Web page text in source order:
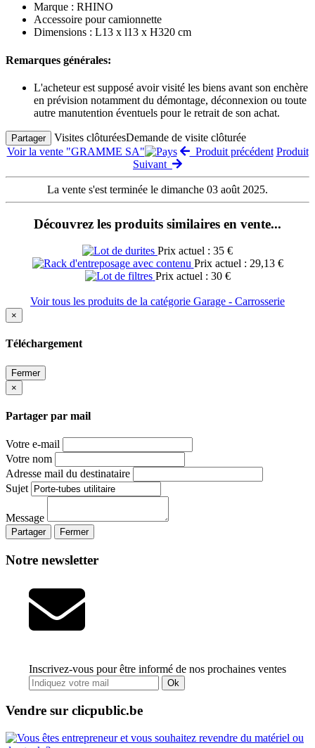
Marque : RHINO
Accessoire pour camionnette
Dimensions : L13 x l13 x H320 cm
Remarques générales:
L'acheteur est supposé avoir visité les biens avant son enchère
en prévision notamment du démontage, déconnexion ou toute
autre manutention éventuels pour le retrait de son achat.
Partager Visites clôturéesDemande de visite clôturée
Voir la vente "GRAMME SA"
Produit précédent Produit
Suivant
La vente s'est terminée le dimanche 03 août 2025.
Découvrez les produits similaires en vente...
Prix actuel : 35 €
Prix actuel : 29,13 €
Prix actuel : 30 €
Voir tous les produits de la catégorie Garage - Carrosserie
×
Téléchargement
Fermer
×
Partager par mail
Votre e-mail
Votre nom
Adresse mail du destinataire
Sujet
Message
Partager Fermer
Notre newsletter
Inscrivez-vous pour être informé de nos prochaines ventes
Ok
Vendre sur clicpublic.be